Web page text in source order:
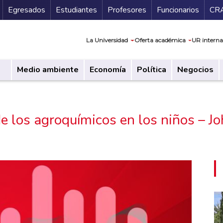
Secundario
Egresados Estudiantes Profesores Funcionarios
La Universidad Oferta académica UR
Medio ambiente Economía Política Negocios
los agroquímicos en los niños –